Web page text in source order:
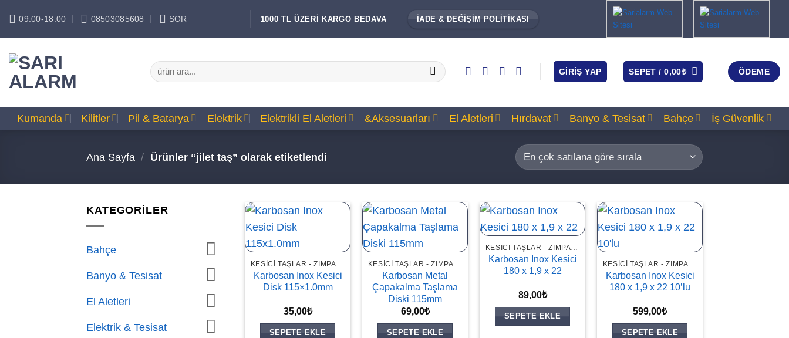
atla 09:00-18:00 08503085608 SOR 1000 TL ÜZERİ KARGO BEDAVA İADE & DEĞİŞİM POLİTİKASI
Ara:
GIRIŞ YAP SEPET /0,00₺ ÖDEME
Kumanda Kilitler Pil & Batarya Elektrik Elektrikli El Aletleri &Aksesuarları El Aletleri Hırdavat Banyo & Tesisat Bahçe İş Güvenlik
Ana Sayfa / Ürünler “jilet taş” olarak etiketlendi
KATEGORİLER
Bahçe
Banyo & Tesisat
El Aletleri
Elektrik & Tesisat
Karbosan Inox Kesici
Disk 115×1.0mm
35,00₺
SEPETE EKLE
Karbosan Metal
Çapakalma Taşlama
Diski 115mm
69,00₺
SEPETE EKLE
Karbosan Inox Kesici
180 x 1,9 x 22
89,00₺
SEPETE EKLE
Karbosan Inox Kesici
180 x 1,9 x 22 10’lu
599,00₺
SEPETE EKLE